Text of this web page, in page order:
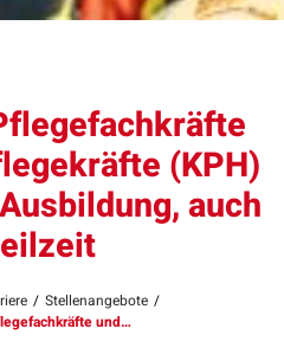
(KPH)
auch
/ Stellenangebote /
und…